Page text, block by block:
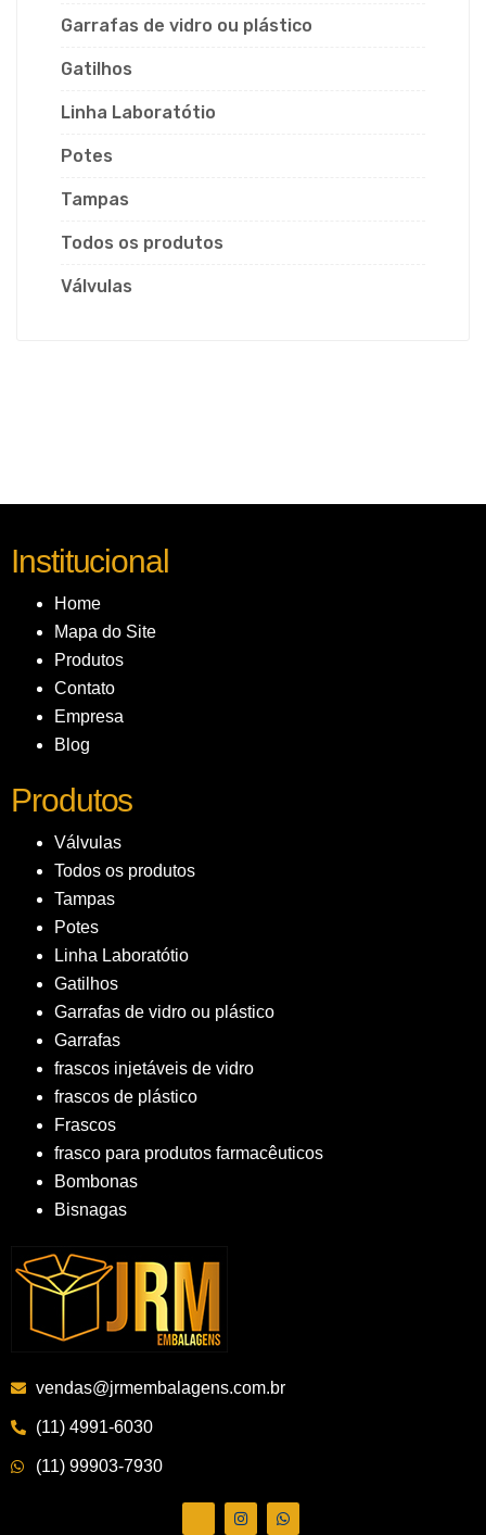
Garrafas de vidro ou plástico
Gatilhos
Linha Laboratótio
Potes
Tampas
Todos os produtos
Válvulas
Institucional
Home
Mapa do Site
Produtos
Contato
Empresa
Blog
Produtos
Válvulas
Todos os produtos
Tampas
Potes
Linha Laboratótio
Gatilhos
Garrafas de vidro ou plástico
Garrafas
frascos injetáveis de vidro
frascos de plástico
Frascos
frasco para produtos farmacêuticos
Bombonas
Bisnagas
vendas@jrmembalagens.com.br
(11) 4991-6030
(11) 99903-7930